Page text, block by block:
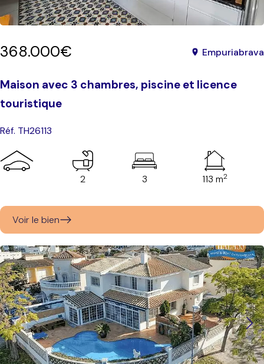
368.000€ Empuriabrava
Maison avec 3 chambres, piscine et licence
touristique
Réf. TH26113
2 3 113 m2
Voir le bien